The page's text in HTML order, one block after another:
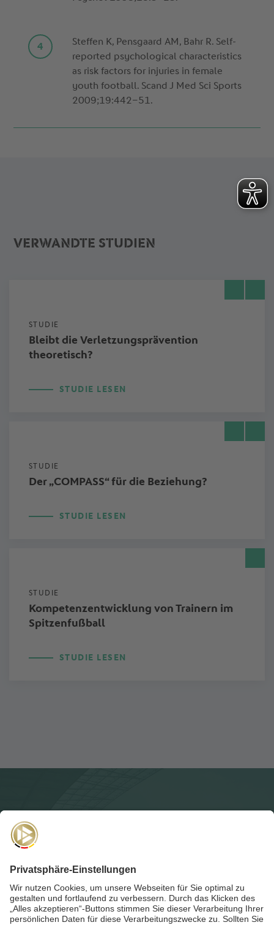
Steffen K, Pensgaard AM, Bahr R. Self-
reported psychological characteristics
as risk factors for injuries in female
youth football. Scand J Med Sci Sports
2009;19:442–51.
VERWANDTE STUDIEN
STUDIE
Bleibt die Verletzungsprävention
theoretisch?
STUDIE LESEN
STUDIE
Der „COMPASS“ für die Beziehung?
STUDIE LESEN
STUDIE
Kompetenzentwicklung von Trainern im
Spitzenfußball
STUDIE LESEN
Für dieAkademie-Postanmelden und auf dem Laufenden
bleiben!